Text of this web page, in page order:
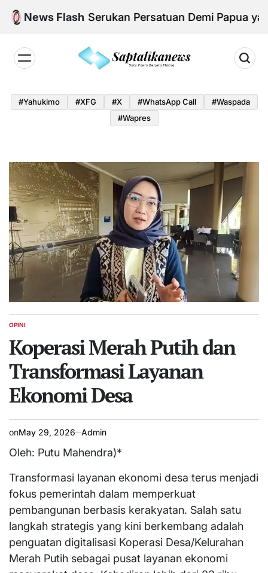
Skip
News Flash
KNPB, Serukan Persatuan Demi Papua yang
#yahukimo #XFG #x #WhatsApp Call
#waspada
#Wapres
POSTED
OPINI
Koperasi Merah Putih dan
Transformasi Layanan
Ekonomi Desa
onMay 29, 2026 Admin
Oleh: Putu Mahendra)*
Transformasi layanan ekonomi desa terus menjadi
fokus pemerintah dalam memperkuat
pembangunan berbasis kerakyatan. Salah satu
langkah strategis yang kini berkembang adalah
penguatan digitalisasi Koperasi Desa/Kelurahan
Merah Putih sebagai pusat layanan ekonomi